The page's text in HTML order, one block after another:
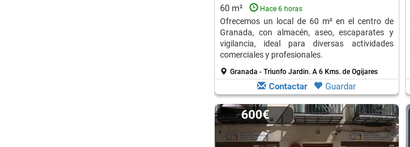
60 m²
Hace 6 horas
Ofrecemos un local de 60 m² en el centro de
Granada, con almacén, aseo, escaparates y
vigilancia, ideal para diversas actividades
comerciales y profesionales.
Granada - Triunfo Jardin. A 6 Kms. de Ogijares
Contactar Guardar
600€